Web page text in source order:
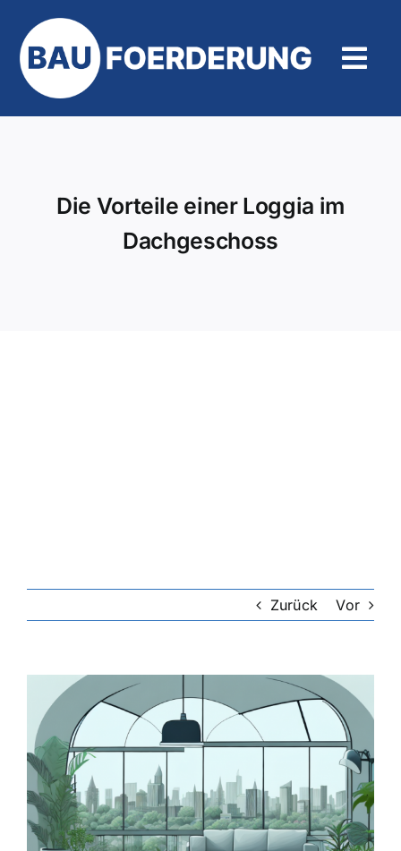
Inhalt
springen
Die Vorteile einer Loggia im
Dachgeschoss
Zurück Vor
grösseres
Bild